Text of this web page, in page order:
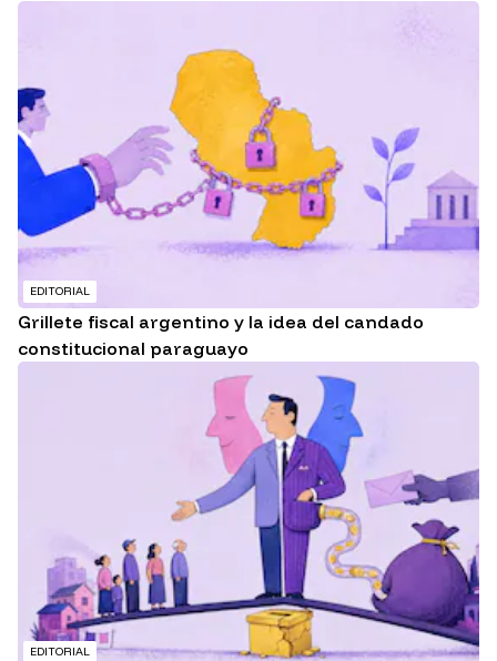
EDITORIAL
Grillete fiscal argentino y la idea del candado
constitucional paraguayo
EDITORIAL